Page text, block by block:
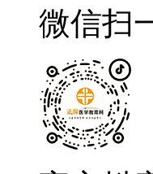
微信扫